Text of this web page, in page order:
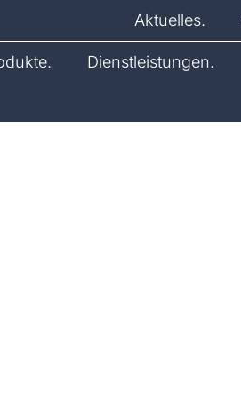
Aktuelles.
Dienstleistungen.